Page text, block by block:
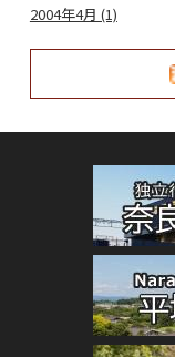
2004年4月 (1)